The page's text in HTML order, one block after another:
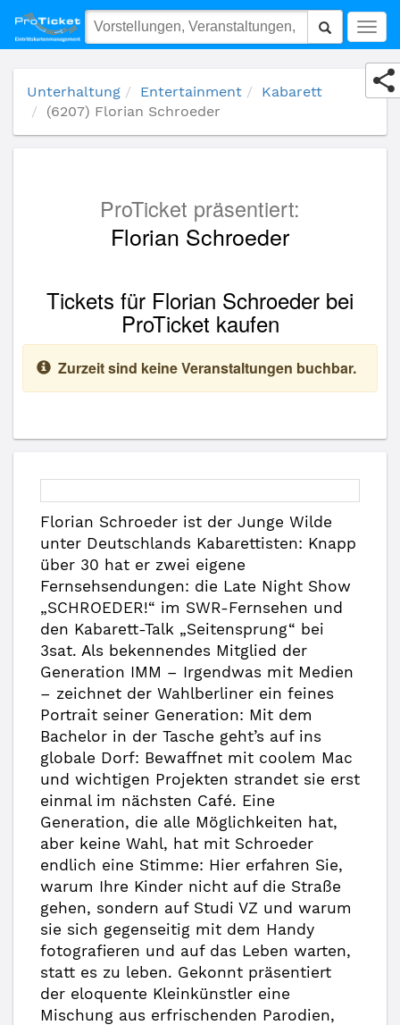
(6207) Florian Schroeder
Unterhaltung Entertainment
Kabarett
(6207) Florian Schroeder
ProTicket präsentiert:
Florian Schroeder
Tickets für Florian Schroeder bei
ProTicket kaufen
Zurzeit sind keine Veranstaltungen buchbar.
Florian Schroeder ist der Junge Wilde
unter Deutschlands Kabarettisten: Knapp
über 30 hat er zwei eigene
Fernsehsendungen: die Late Night Show
„SCHROEDER!“ im SWR-Fernsehen und
den Kabarett-Talk „Seitensprung“ bei
3sat. Als bekennendes Mitglied der
Generation IMM – Irgendwas mit Medien
– zeichnet der Wahlberliner ein feines
Portrait seiner Generation: Mit dem
Bachelor in der Tasche geht’s auf ins
globale Dorf: Bewaffnet mit coolem Mac
und wichtigen Projekten strandet sie erst
einmal im nächsten Café. Eine
Generation, die alle Möglichkeiten hat,
aber keine Wahl, hat mit Schroeder
endlich eine Stimme: Hier erfahren Sie,
warum Ihre Kinder nicht auf die Straße
gehen, sondern auf Studi VZ und warum
sie sich gegenseitig mit dem Handy
fotografieren und auf das Leben warten,
statt es zu leben. Gekonnt präsentiert
der eloquente Kleinkünstler eine
Mischung aus erfrischenden Parodien,